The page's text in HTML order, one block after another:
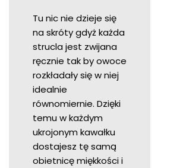
Tu nic nie dzieje się
na skróty gdyż każda
strucla jest zwijana
ręcznie tak by owoce
rozkładały się w niej
idealnie
równomiernie. Dzięki
temu w każdym
ukrojonym kawałku
dostajesz tę samą
obietnicę miękkości i